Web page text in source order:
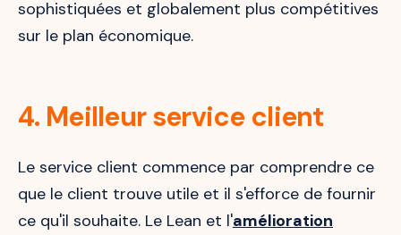
sophistiquées et globalement plus compétitives
sur le plan économique.
4. Meilleur service client
Le service client commence par comprendre ce
que le client trouve utile et il s'efforce de fournir
ce qu'il souhaite. Le Lean et l'amélioration